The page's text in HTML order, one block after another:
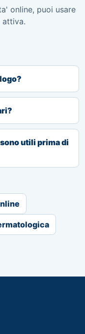
online, puoi usare
attiva.
utili prima di